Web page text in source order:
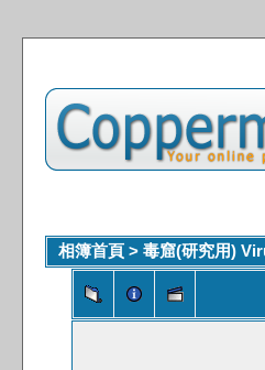
相簿首頁 > 毒窟(研究用)